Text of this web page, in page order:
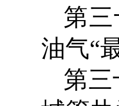
第
油气“
第